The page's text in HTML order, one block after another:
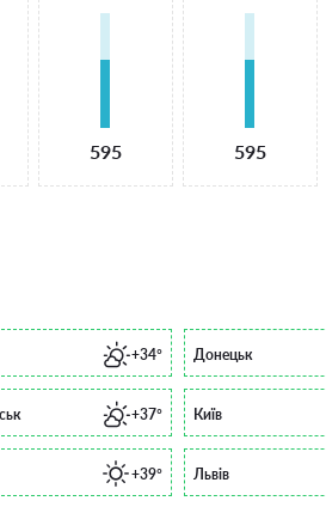
595 595
+34° Донецьк
+37° Київ
+39° Львів